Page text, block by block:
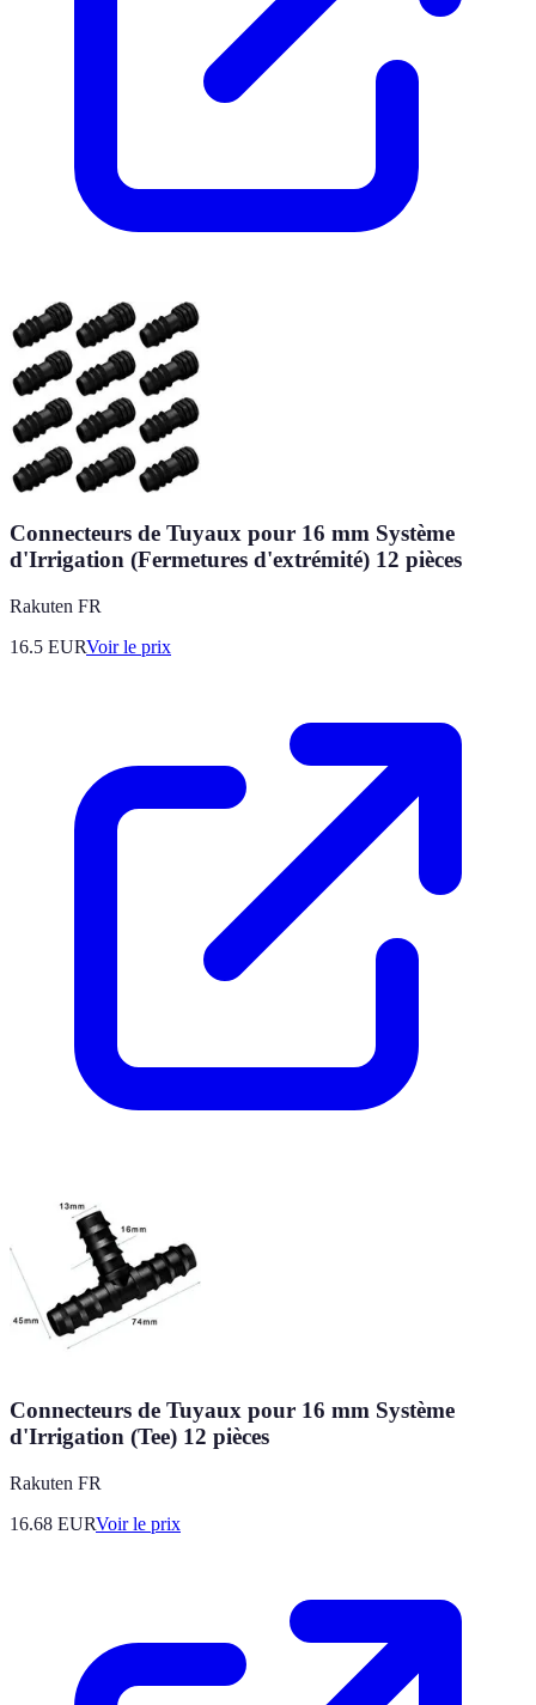
Connecteurs de Tuyaux pour 16 mm Système
d'Irrigation (Fermetures d'extrémité) 12 pièces
Rakuten FR
16.5 EURVoir le prix
Connecteurs de Tuyaux pour 16 mm Système
d'Irrigation (Tee) 12 pièces
Rakuten FR
16.68 EURVoir le prix